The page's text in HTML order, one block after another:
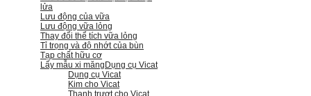
lửa
Lưu động của vữa
Lưu động vữa lỏng
Thay đổi thể tích vữa lỏng
Tỉ trọng và độ nhớt của bùn
Tạp chất hữu cơ
Lấy mẫu xi măng Dụng cụ Vicat
Dụng cụ Vicat
Kim cho Vicat